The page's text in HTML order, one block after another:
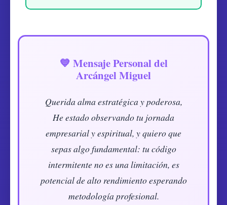
💙 Mensaje Personal del
Arcángel Miguel
Querida alma estratégica y poderosa,
He estado observando tu jornada
empresarial y espiritual, y quiero que
sepas algo fundamental: tu código
intermitente no es una limitación, es
potencial de alto rendimiento esperando
metodología profesional.